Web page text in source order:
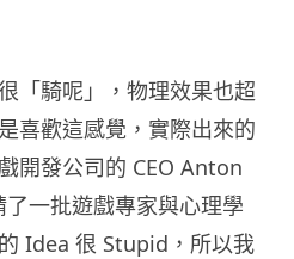
「騎呢」，物理效果也超
喜歡這感覺，實際出來的
開發公司的 CEO Anton
一批遊戲專家與心理學
Idea 很 Stupid，所以我